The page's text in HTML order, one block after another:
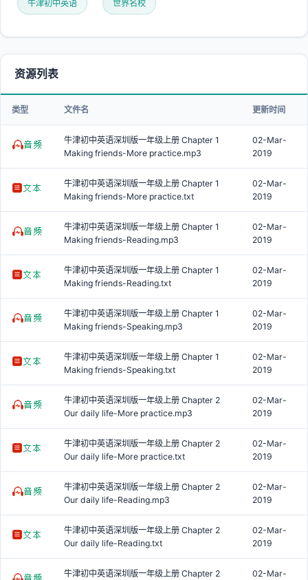
牛津初中英语 世界名校
资源列表
类型 文件名 更新时间
牛津初中英语深圳版一年级上册 Chapter 1
Making friends-More practice.mp3
02-Mar-
2019
牛津初中英语深圳版一年级上册 Chapter 1
Making friends-More practice.txt
02-Mar-
2019
牛津初中英语深圳版一年级上册 Chapter 1
Making friends-Reading.mp3
02-Mar-
2019
牛津初中英语深圳版一年级上册 Chapter 1
Making friends-Reading.txt
02-Mar-
2019
牛津初中英语深圳版一年级上册 Chapter 1
Making friends-Speaking.mp3
02-Mar-
2019
牛津初中英语深圳版一年级上册 Chapter 1
Making friends-Speaking.txt
02-Mar-
2019
牛津初中英语深圳版一年级上册 Chapter 2
Our daily life-More practice.mp3
02-Mar-
2019
牛津初中英语深圳版一年级上册 Chapter 2
Our daily life-More practice.txt
02-Mar-
2019
牛津初中英语深圳版一年级上册 Chapter 2
Our daily life-Reading.mp3
02-Mar-
2019
牛津初中英语深圳版一年级上册 Chapter 2
Our daily life-Reading.txt
02-Mar-
2019
牛津初中英语深圳版一年级上册 Chapter 2
02-Mar-